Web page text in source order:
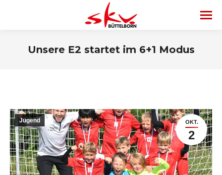
Unsere E2 startet im 6+1 Modus
OKT.
2
Jugend